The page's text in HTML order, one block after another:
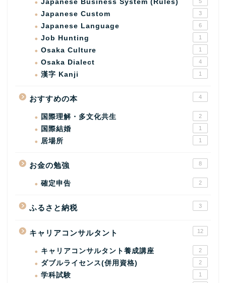
Japanese Business System (Rules)
Japanese Custom 3
Japanese Language 6
Job Hunting 1
Osaka Culture 1
Osaka Dialect 4
漢字 Kanji 1
おすすめの本 4
国際理解・多文化共生 2
国際結婚 1
居場所 1
お金の勉強 8
確定申告 2
ふるさと納税 3
キャリアコンサルタント 12
キャリアコンサルタント養成講座 2
ダブルライセンス(併用資格) 2
学科試験 1